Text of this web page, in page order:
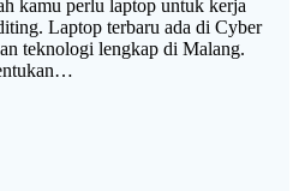
kamu perlu laptop untuk kerja
Laptop terbaru ada di Cyber
teknologi lengkap di Malang.